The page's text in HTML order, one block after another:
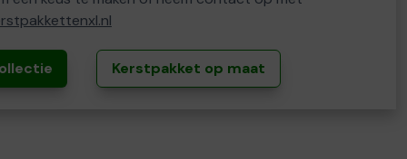
Kerstpakket op maat